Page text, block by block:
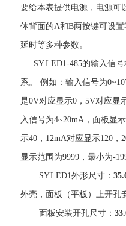
要给本表提供电源，电源可
体背面的A和B两按键可设置
延时等多种参数。
SY LED1-485的输入信
系。 例如：输入信号为
是0V对应显示0，5V对应显
入信号为4~20mA，面板显
示40，12mA对应显示120，
显示范围为9999，最小为-
SY LED1外形尺寸：
外壳，面板（平板）上开孔
面板安装开孔尺寸：